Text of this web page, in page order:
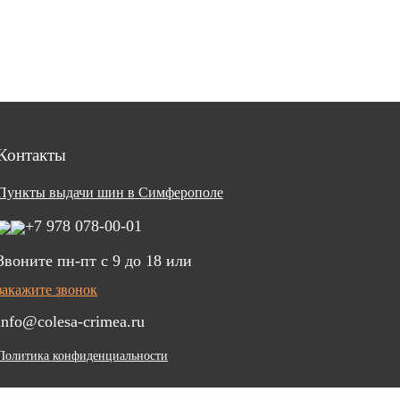
выдачи шин в Симферополе
+7 978 078-00-01
пн-пт c 9 до 18 или
звонок
crimea.ru
конфиденциальности